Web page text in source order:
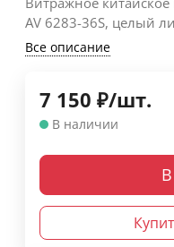
AV 6283-36S, целый
Все описание
7 150 ₽/шт.
В наличии